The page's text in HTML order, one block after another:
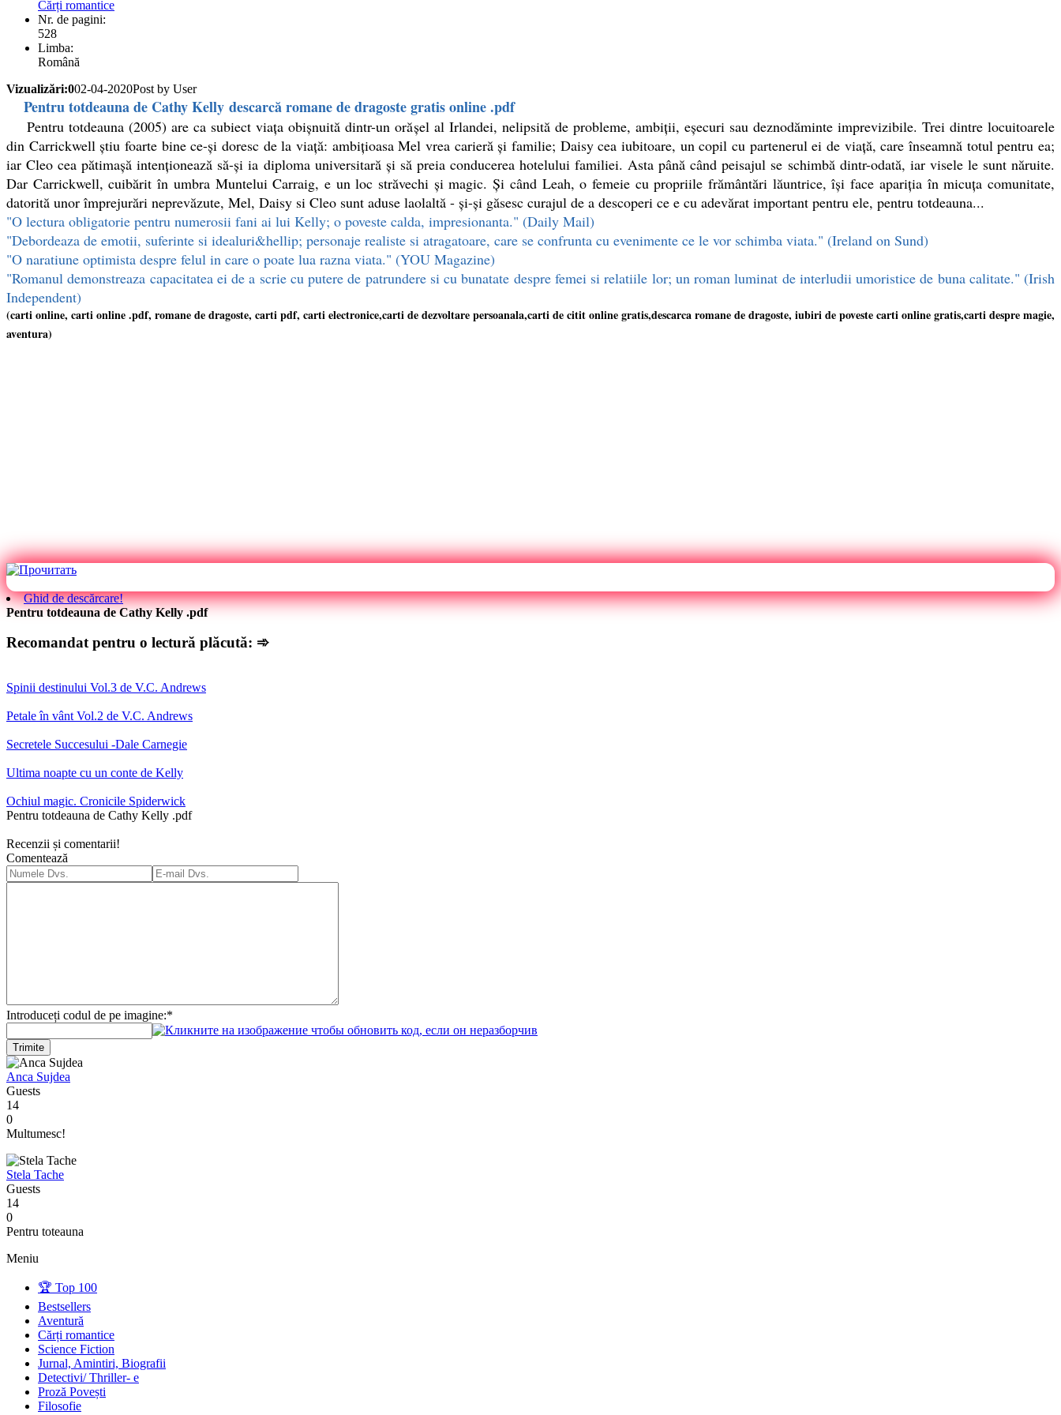
Cărți romantice
Nr. de pagini:
528
Limba:
Română
Vizualizări:002-04-2020Post by User
Pentru totdeauna de Cathy Kelly descarcă romane de dragoste gratis online .pdf
Pentru totdeauna (2005) are ca subiect viața obișnuită dintr-un orășel al Irlandei, nelipsită de probleme, ambiții, eșecuri sau deznodăminte imprevizibile. Trei dintre locuitoarele
din Carrickwell știu foarte bine ce-și doresc de la viață: ambițioasa Mel vrea carieră și familie; Daisy cea iubitoare, un copil cu partenerul ei de viață, care înseamnă totul pentru ea;
iar Cleo cea pătimașă intenționează să-și ia diploma universitară și să preia conducerea hotelului familiei. Asta până când peisajul se schimbă dintr-odată, iar visele le sunt năruite.
Dar Carrickwell, cuibărit în umbra Muntelui Carraig, e un loc străvechi și magic. Și când Leah, o femeie cu propriile frământări lăuntrice, își face apariția în micuța comunitate,
datorită unor împrejurări neprevăzute, Mel, Daisy si Cleo sunt aduse laolaltă - și-și găsesc curajul de a descoperi ce e cu adevărat important pentru ele, pentru totdeauna...
"O lectura obligatorie pentru numerosii fani ai lui Kelly; o poveste calda, impresionanta." (Daily Mail)
"Debordeaza de emotii, suferinte si idealuri&hellip; personaje realiste si atragatoare, care se confrunta cu evenimente ce le vor schimba viata." (Ireland on Sund)
"O naratiune optimista despre felul in care o poate lua razna viata." (YOU Magazine)
"Romanul demonstreaza capacitatea ei de a scrie cu putere de patrundere si cu bunatate despre femei si relatiile lor; un roman luminat de interludii umoristice de buna calitate." (Irish
Independent)
(carti online, carti online .pdf, romane de dragoste, carti pdf, carti electronice,carti de dezvoltare persoanala,carti de citit online gratis,descarca romane de dragoste, iubiri de poveste carti online gratis,carti despre magie,
aventura)
Ghid de descărcare!
Pentru totdeauna de Cathy Kelly .pdf
Recomandat pentru o lectură plăcută: ➾
Spinii destinului Vol.3 de V.C. Andrews
Petale în vânt Vol.2 de V.C. Andrews
Secretele Succesului -Dale Carnegie
Ultima noapte cu un conte de Kelly
Ochiul magic. Cronicile Spiderwick
Pentru totdeauna de Cathy Kelly .pdf
Recenzii și comentarii!
Comentează
Introduceți codul de pe imagine:*
Trimite
Anca Sujdea
Guests
14
0
Multumesc!
Stela Tache
Guests
14
0
Pentru toteauna
Meniu
🏆 Top 100
Bestsellers
Aventură
Cărți romantice
Science Fiction
Jurnal, Amintiri, Biografii
Detectivi/ Thriller- e
Proză Povești
Filosofie